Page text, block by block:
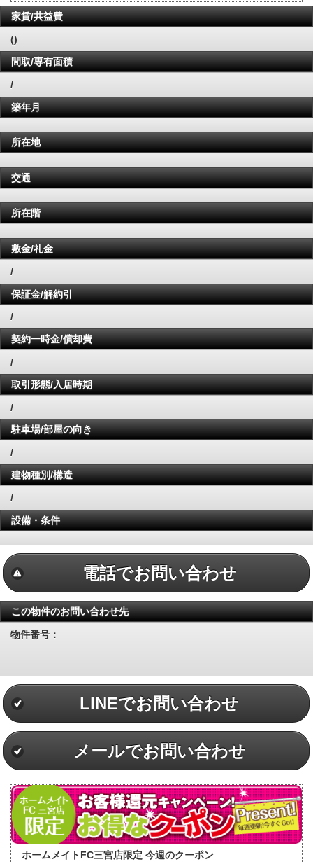
家賃/共益費
()
間取/専有面積
/
築年月
所在地
交通
所在階
敷金/礼金
/
保証金/解約引
/
契約一時金/償却費
/
取引形態/入居時期
/
駐車場/部屋の向き
/
建物種別/構造
/
設備・条件
電話でお問い合わせ
この物件のお問い合わせ先
物件番号：
LINEでお問い合わせ
メールでお問い合わせ
ホームメイトFC三宮店限定 今週のクーポン